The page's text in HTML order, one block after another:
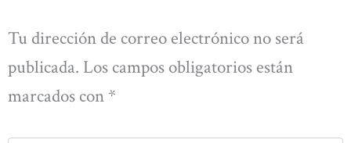
Tu dirección de correo electrónico no será
publicada. Los campos obligatorios están
marcados con *